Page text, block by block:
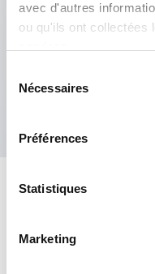
avec d'autres
ou qu'ils ont collectées
Nécessaires
Préférences
Statistiques
Marketing
Fixation par
Le commutateur
structure à
La structure de